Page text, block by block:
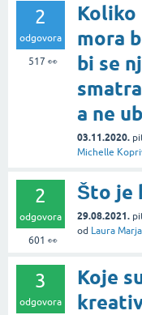
2
odgovora
517 👀
Koliko
mora
bi se
a ne
03.11.2020.
Michelle
2
odgovora
601 👀
Što je
29.08.2021.
od Laura
3
odgovora
Koje